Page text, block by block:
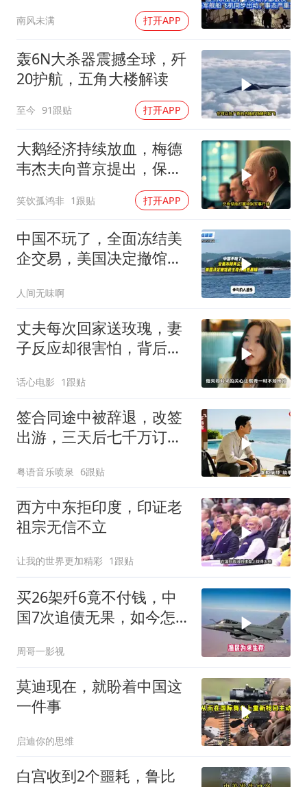
南风未满 打开APP
轰6N大杀器震撼全球，歼
20护航，五角大楼解读
至今 91跟贴 打开APP
大鹅经济持续放血，梅德
韦杰夫向普京提出，保住
笑饮孤鸿非 1跟贴 打开APP
中国不玩了，全面冻结美
企交易，美国决定撤馆，
人间无味啊
丈夫每次回家送玫瑰，妻
子反应却很害怕，背后隐
话心电影 1跟贴
签合同途中被辞退，改签
出游，三天后七千万订单
粤语音乐喷泉 6跟贴
西方中东拒印度，印证老
祖宗无信不立
让我的世界更加精彩 1跟贴
买26架歼6竟不付钱，中
国7次追债无果，如今怎
周哥一影视
莫迪现在，就盼着中国这
一件事
启迪你的思维
白宫收到2个噩耗，鲁比